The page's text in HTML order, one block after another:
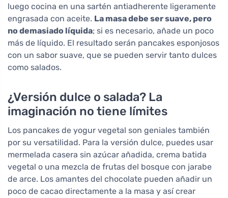
luego cocina en una sartén antiadherente ligeramente
engrasada con aceite. La masa debe ser suave, pero
no demasiado líquida; si es necesario, añade un poco
más de líquido. El resultado serán pancakes esponjosos
con un sabor suave, que se pueden servir tanto dulces
como salados.
¿Versión dulce o salada? La
imaginación no tiene límites
Los pancakes de yogur vegetal son geniales también
por su versatilidad. Para la versión dulce, puedes usar
mermelada casera sin azúcar añadida, crema batida
vegetal o una mezcla de frutas del bosque con jarabe
de arce. Los amantes del chocolate pueden añadir un
poco de cacao directamente a la masa y así crear